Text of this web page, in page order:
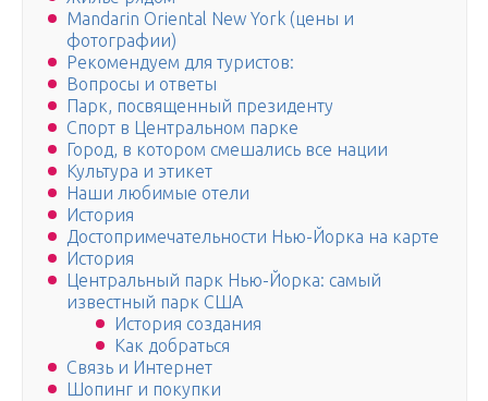
Mandarin Oriental New York (цены и
фотографии)
Рекомендуем для туристов:
Вопросы и ответы
Парк, посвященный президенту
Спорт в Центральном парке
Город, в котором смешались все нации
Культура и этикет
Наши любимые отели
История
Достопримечательности Нью-Йорка на карте
История
Центральный парк Нью-Йорка: самый
известный парк США
История создания
Как добраться
Связь и Интернет
Шопинг и покупки